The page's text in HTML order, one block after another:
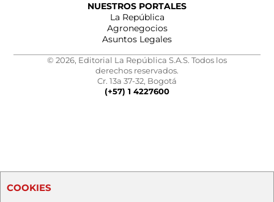
NUESTROS PORTALES
La República
Agronegocios
Asuntos Legales
© 2026, Editorial La República S.A.S. Todos los
derechos reservados.
Cr. 13a 37-32, Bogotá
(+57) 1 4227600
COOKIES